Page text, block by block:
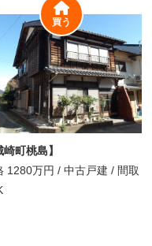
崎町桃島】
1280万円 / 中古戸建 / 間取
買う